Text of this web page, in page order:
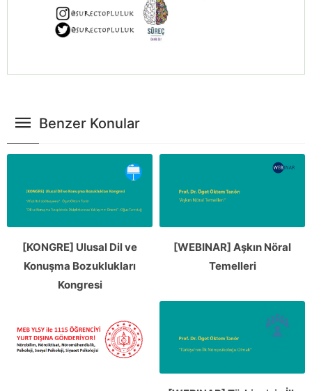
Benzer Konular
[KONGRE] Ulusal Dil ve
Konuşma Bozuklukları
Kongresi
[WEBINAR] Aşkın Nöral
Temelleri